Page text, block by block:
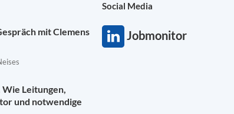
mit Clemens
Leitungen,
und notwendige
Social Media
Jobmonitor